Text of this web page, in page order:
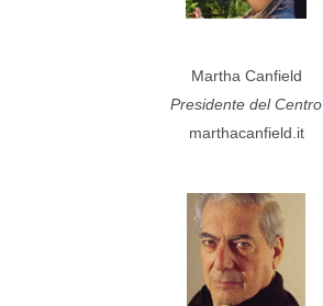
Martha Canfield
Presidente del Centro
marthacanfield.it